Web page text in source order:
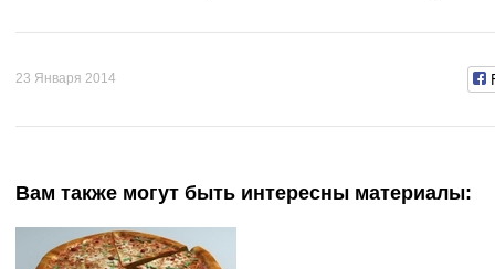
23 Января 2014
Вам также могут быть интересны материалы: